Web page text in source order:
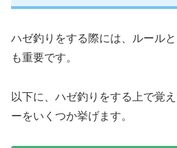
ハゼ釣りをする際には、ルール
も重要です。
以下に、ハゼ釣りをする上で覚
ーをいくつか挙げます。